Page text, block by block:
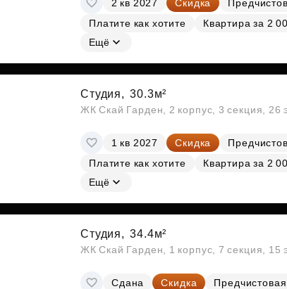
Субсидии
2 кв 2027 Скидка
Платите как хотите
Квартира за 2
Ещё
Студия, 30.3м²
ЖК Скай Гарден, 2 корпус, 3 секция, 26
1 кв 2027 Скидка
Платите как хотите
Квартира за 2
Ещё
Студия, 34.4м²
ЖК Скай Гарден, 1 корпус, 7 секция, 15
Сдана Скидка